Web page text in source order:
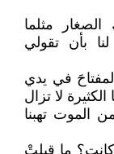
الصغار مثلما
بأن تقولي
في يدي
لا تزال
من الموت تهبنا
ما قبلتْ